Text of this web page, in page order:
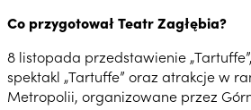
Co przygotował Teatr Zagłębia?
8 listopada przedstawienie
spektakl „Tartuffe” oraz atrakcje w
Metropolii, organizowane przez